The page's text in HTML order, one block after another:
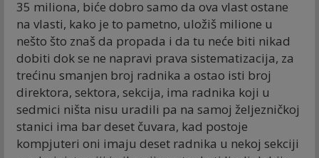
35 miliona, biće dobro samo da ova vlast ostane
na vlasti, kako je to pametno, uložiš milione u
nešto što znaš da propada i da tu neće biti nikad
dobiti dok se ne napravi prava sistematizacija, za
trećinu smanjen broj radnika a ostao isti broj
direktora, sektora, sekcija, ima radnika koji u
sedmici ništa nisu uradili pa na samoj željezničkoj
stanici ima bar deset čuvara, kad postoje
kompjuteri oni imaju deset radnika u nekoj sekciji